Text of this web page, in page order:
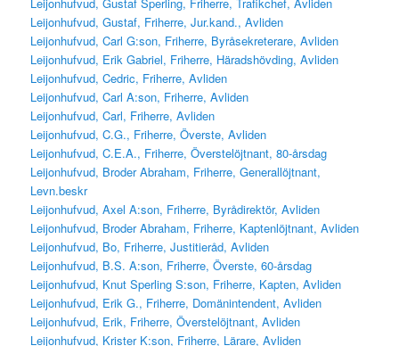
Leijonhufvud, Gustaf, Friherre, Jur.kand., Avliden
Leijonhufvud, Carl G:son, Friherre, Byråsekreterare, Avliden
Leijonhufvud, Erik Gabriel, Friherre, Häradshövding, Avliden
Leijonhufvud, Cedric, Friherre, Avliden
Leijonhufvud, Carl A:son, Friherre, Avliden
Leijonhufvud, Carl, Friherre, Avliden
Leijonhufvud, C.G., Friherre, Överste, Avliden
Leijonhufvud, C.E.A., Friherre, Överstelöjtnant, 80-årsdag
Leijonhufvud, Broder Abraham, Friherre, Generallöjtnant,
Levn.beskr
Leijonhufvud, Axel A:son, Friherre, Byrådirektör, Avliden
Leijonhufvud, Broder Abraham, Friherre, Kaptenlöjtnant, Avliden
Leijonhufvud, Bo, Friherre, Justitieråd, Avliden
Leijonhufvud, B.S. A:son, Friherre, Överste, 60-årsdag
Leijonhufvud, Knut Sperling S:son, Friherre, Kapten, Avliden
Leijonhufvud, Erik G., Friherre, Domänintendent, Avliden
Leijonhufvud, Erik, Friherre, Överstelöjtnant, Avliden
Leijonhufvud, Krister K:son, Friherre, Lärare, Avliden